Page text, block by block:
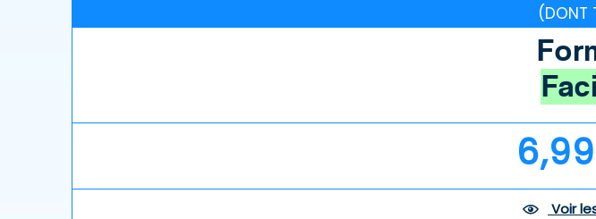
(DONT
Voir